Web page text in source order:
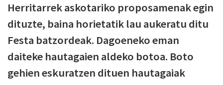
Herritarrek askotariko proposamenak egin
dituzte, baina horietatik lau aukeratu ditu
Festa batzordeak. Dagoeneko eman
daiteke hautagaien aldeko botoa. Boto
gehien eskuratzen dituen hautagaiak